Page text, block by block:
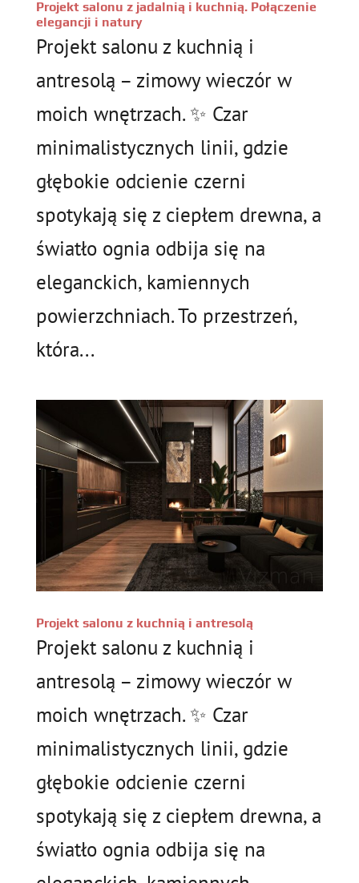
Projekt salonu z jadalnią i kuchnią. Połączenie
elegancji i natury
Projekt salonu z kuchnią i
antresolą – zimowy wieczór w
moich wnętrzach. ✨ Czar
minimalistycznych linii, gdzie
głębokie odcienie czerni
spotykają się z ciepłem drewna, a
światło ognia odbija się na
eleganckich, kamiennych
powierzchniach. To przestrzeń,
która...
Projekt salonu z kuchnią i antresolą
Projekt salonu z kuchnią i
antresolą – zimowy wieczór w
moich wnętrzach. ✨ Czar
minimalistycznych linii, gdzie
głębokie odcienie czerni
spotykają się z ciepłem drewna, a
światło ognia odbija się na